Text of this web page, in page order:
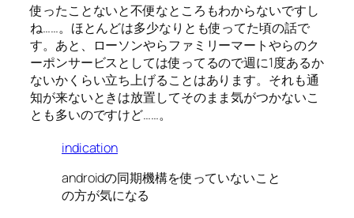
使ったことないと不便なところもわからないですし
ね……。ほとんどは多少なりとも使ってた頃の話で
す。あと、ローソンやらファミリーマートやらのク
ーポンサービスとしては使ってるので週に1度あるか
ないかくらい立ち上げることはあります。それも通
知が来ないときは放置してそのまま気がつかないこ
とも多いのですけど……。
indication
androidの同期機構を使っていないこと
の方が気になる